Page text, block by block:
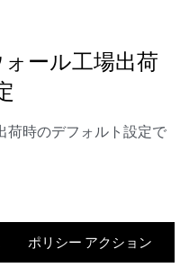
ール工場出荷
荷時のデフォルト設定で
ポリシー アクション